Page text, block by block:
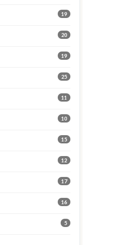
19
20
19
25
11
10
15
12
17
16
5